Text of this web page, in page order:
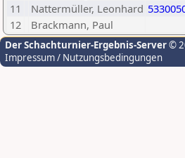
11
Nattermüller, Leonhard
12
Brackmann, Paul
Der Schachturnier-Ergebnis-Server©
Impressum / Nutzungsbedingungen